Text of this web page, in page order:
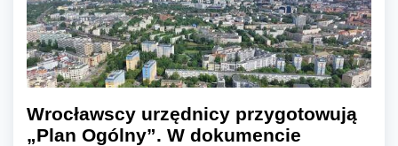
Wrocławscy urzędnicy przygotowują
„Plan Ogólny”. W dokumencie